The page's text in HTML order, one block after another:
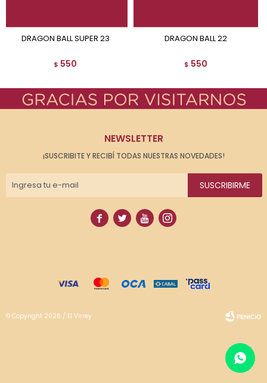
DRAGON BALL SUPER 23
$ 550
DRAGON BALL 22
$ 550
NEWSLETTER
¡SUSCRIBITE Y RECIBÍ TODAS NUESTRAS NOVEDADES!
SUSCRIBIRME
   
© Copyright 2026 / El Virrey